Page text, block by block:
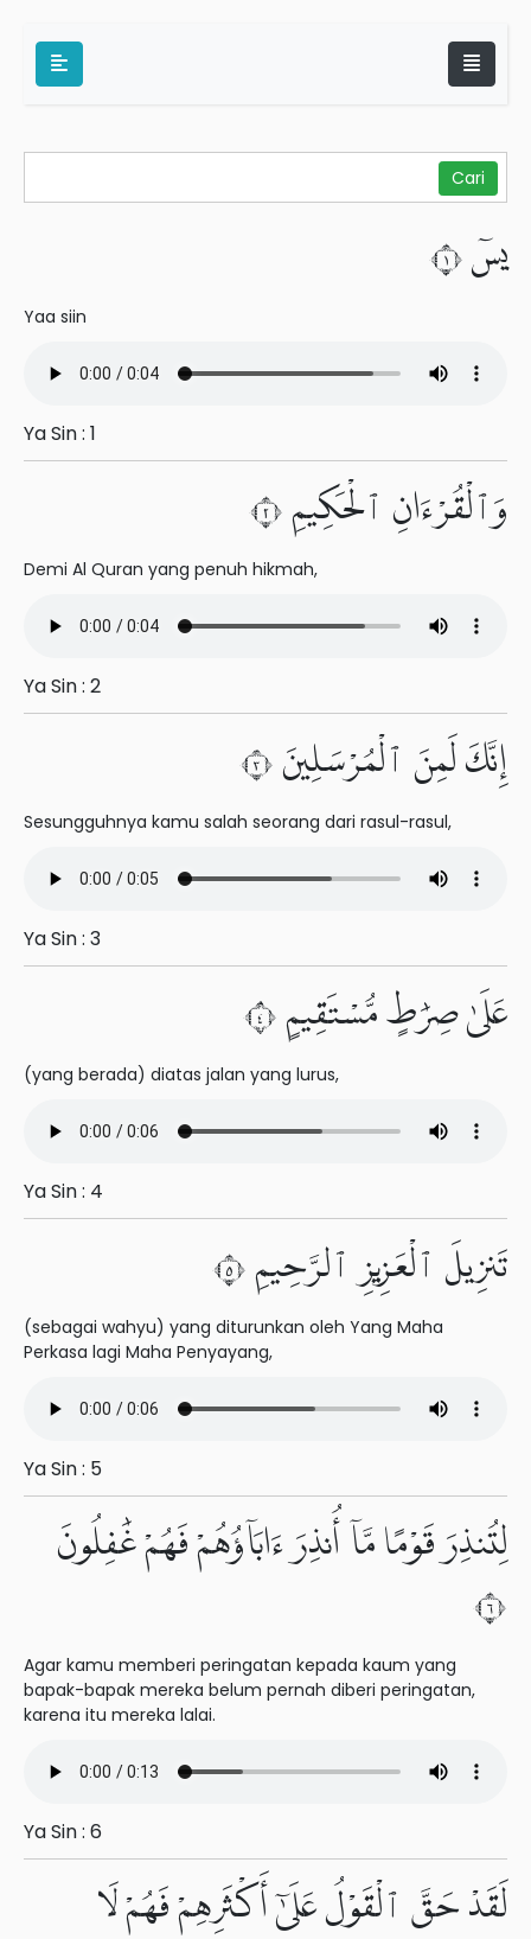
يسٓ ١
Yaa siin
Ya Sin : 1
وَٱلْقُرْءَانِ ٱلْحَكِيمِ ٢
Demi Al Quran yang penuh hikmah,
Ya Sin : 2
إِنَّكَ لَمِنَ ٱلْمُرْسَلِينَ ٣
Sesungguhnya kamu salah seorang dari rasul-rasul,
Ya Sin : 3
عَلَىٰ صِرَٰطٍ مُّسْتَقِيمٍ ٤
(yang berada) diatas jalan yang lurus,
Ya Sin : 4
تَنزِيلَ ٱلْعَزِيزِ ٱلرَّحِيمِ ٥
(sebagai wahyu) yang diturunkan oleh Yang Maha
Perkasa lagi Maha Penyayang,
Ya Sin : 5
لِتُنذِرَ قَوْمًا مَّآ أُنذِرَ ءَابَآؤُهُمْ فَهُمْ غَٰفِلُونَ
٦
Agar kamu memberi peringatan kepada kaum yang
bapak-bapak mereka belum pernah diberi peringatan,
karena itu mereka lalai.
Ya Sin : 6
لَقَدْ حَقَّ ٱلْقَوْلُ عَلَىٰٓ أَكْثَرِهِمْ فَهُمْ لَا